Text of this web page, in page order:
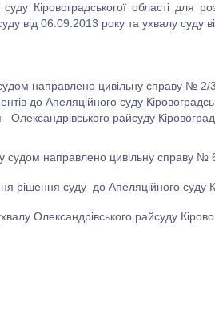
Кіровоградськогої області для
від 06.09.2013 року та ухвалу суду
направлено цивільну справу №
до Апеляційного суду
райсуду
судом направлено цивільну справу
рішення суду до Апеляційного суду
Олександрівського райсуду